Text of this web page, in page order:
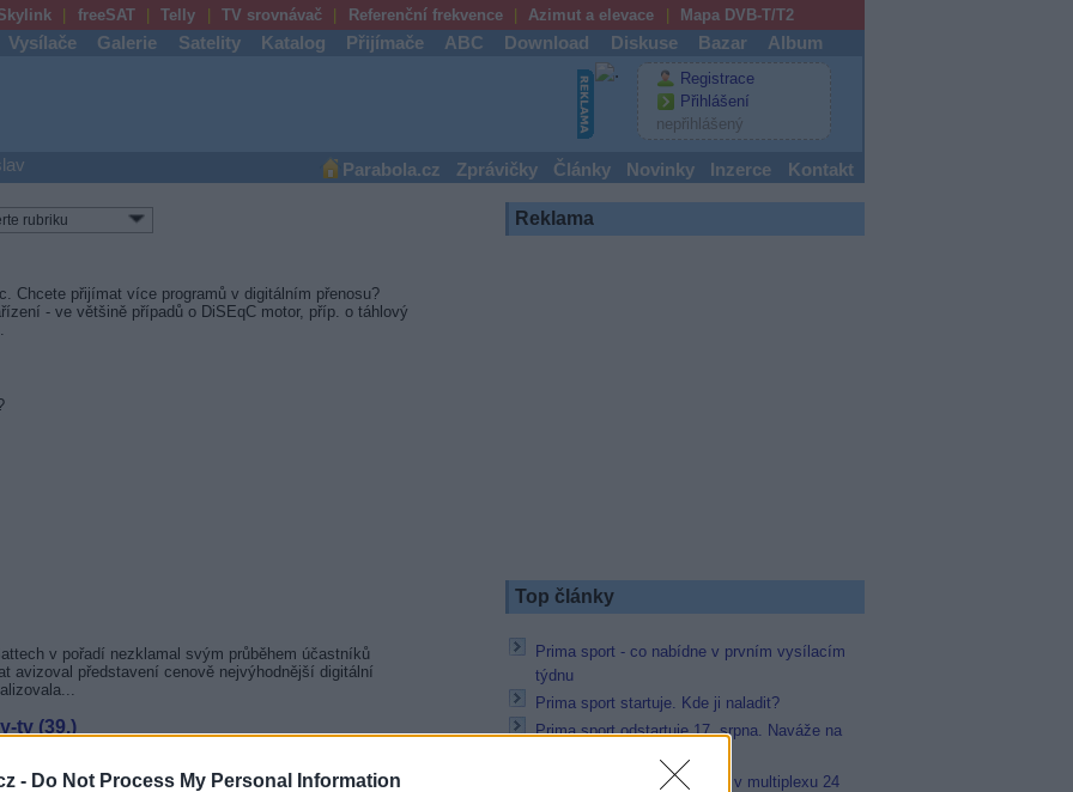
- Do Not Process My Personal Information
freeSAT Telly TV srovnávač Referenční frekvence Azimut a elevace Mapa DVB-T/T2
Vysílače Galerie Satelity Katalog Přijímače ABC Download Diskuse Bazar Album
Registrace
Přihlášení
nepřihlášený
Parabola.cz Zprávičky Články Novinky Inzerce Kontakt
Chcete přijímat více programů v digitálním přenosu?
- ve většině případů o DiSEqC motor, příp. o táhlový
v pořadí nezklamal svým průběhem účastníků
avizoval představení cenově nejvýhodnější digitální
tv (39.)
- Zeta CAM
Reklama
Top články
Prima sport - co nabídne v prvním vysílacím
týdnu
Prima sport startuje. Kde ji naladit?
Prima sport odstartuje 17. srpna. Naváže na
Prima Sport začala testovat v multiplexu 24